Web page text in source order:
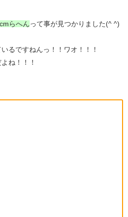
らへん って事が見つかりました(^ ^)
るですねんっ！！ワオ！！！
ね！！！